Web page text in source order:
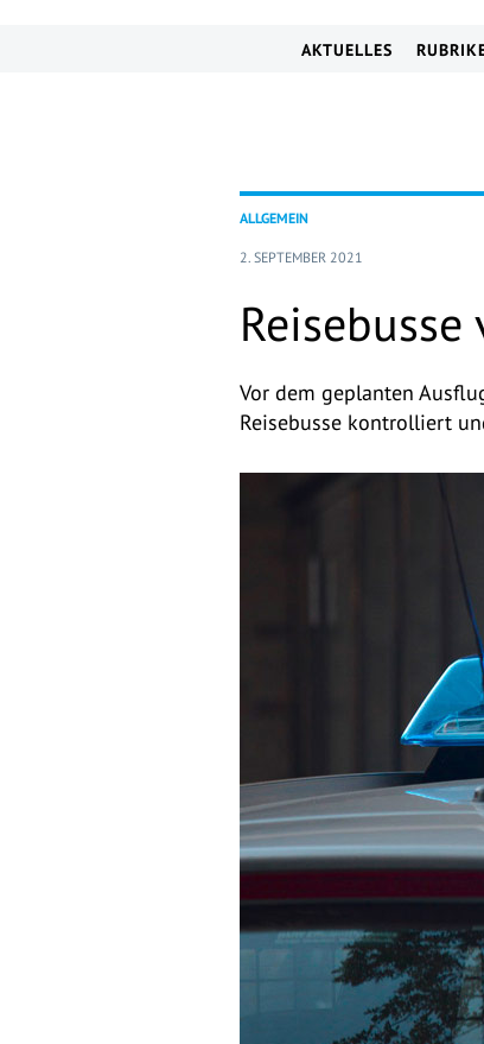
AKTUELLES
ALLGEMEIN
2. SEPTEMBER 2021
Vor dem geplanten
Reisebusse kontrolliert